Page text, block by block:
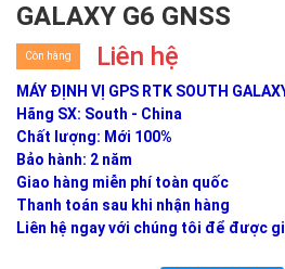
GALAXY G6 GNSS
Liên hệ
Còn hàng
MÁY ĐỊNH VỊ GPS RTK SOUTH
Hãng SX: South - China
Chất lượng: Mới 100%
Bảo hành: 2 năm
Giao hàng miễn phí toàn quốc
Thanh toán sau khi nhận hàng
Liên hệ ngay với chúng tôi để được